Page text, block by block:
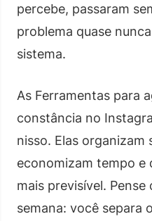
percebe, passaram
problema quase
sistema.
As Ferramentas para
constância no
nisso. Elas organizam
economizam tempo e
mais previsível.
semana: você separa